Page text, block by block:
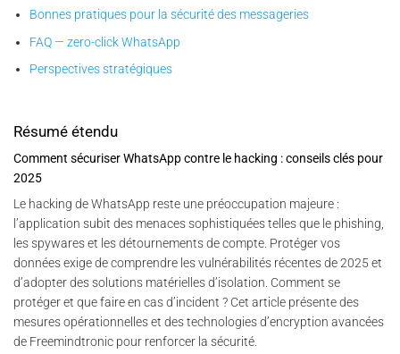
Bonnes pratiques pour la sécurité des messageries
FAQ — zero-click WhatsApp
Perspectives stratégiques
Résumé étendu
Comment sécuriser WhatsApp contre le hacking : conseils clés pour
2025
Le hacking de WhatsApp reste une préoccupation majeure :
l’application subit des menaces sophistiquées telles que le phishing,
les spywares et les détournements de compte. Protéger vos
données exige de comprendre les vulnérabilités récentes de 2025 et
d’adopter des solutions matérielles d’isolation. Comment se
protéger et que faire en cas d’incident ? Cet article présente des
mesures opérationnelles et des technologies d’encryption avancées
de Freemindtronic pour renforcer la sécurité.